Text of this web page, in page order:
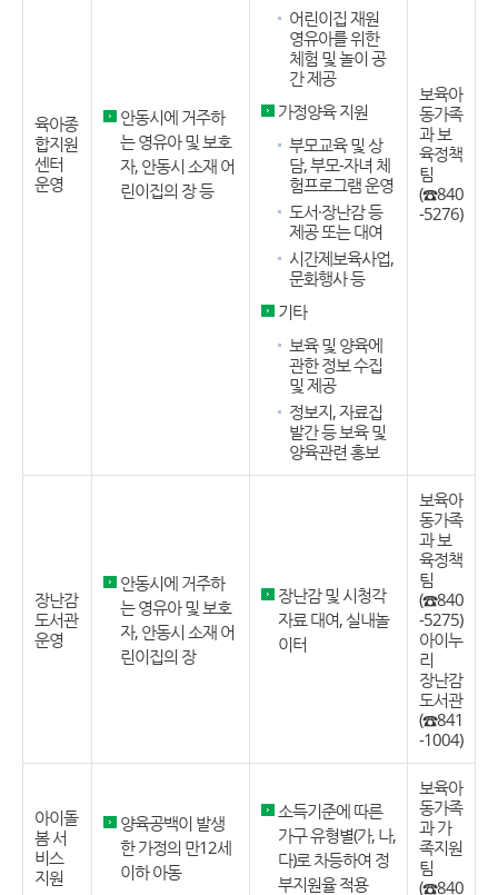
육아종
합지원
센터
운영
안동시에 거주하
는 영유아 및 보호
자, 안동시 소재 어
린이집의 장 등
어린이집 재원
영유아를 위한
체험 및 놀이 공
간 제공
가정양육 지원
부모교육 및 상
담, 부모-자녀 체
험프로그램 운영
도서·장난감 등
제공 또는 대여
시간제보육사업,
문화행사 등
기타
보육 및 양육에
관한 정보 수집
및 제공
정보지, 자료집
발간 등 보육 및
양육관련 홍보
보육아
동가족
과 보
육정책
팀
(☎840
-5276)
장난감
도서관
운영
안동시에 거주하
는 영유아 및 보호
자, 안동시 소재 어
린이집의 장
장난감 및 시청각
자료 대여, 실내놀
이터
보육아
동가족
과 보
육정책
팀
(☎840
-5275)
아이누
리
장난감
도서관
(☎841
-1004)
아이돌
봄 서
비스
지원
양육공백이 발생
한 가정의 만12세
이하 아동
소득기준에 따른
가구 유형별(가, 나,
다)로 차등하여 정
부지원율 적용
보육아
동가족
과 가
족지원
팀
(☎840